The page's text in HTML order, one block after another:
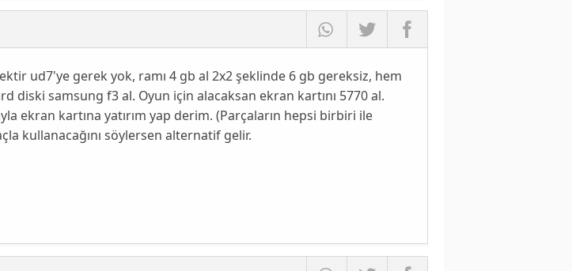
ud7'ye gerek yok, ramı 4 gb al 2x2 şeklinde 6 gb gereksiz, hem
diski samsung f3 al. Oyun için alacaksan ekran kartını 5770 al.
ekran kartına yatırım yap derim. (Parçaların hepsi birbiri ile
kullanacağını söylersen alternatif gelir.